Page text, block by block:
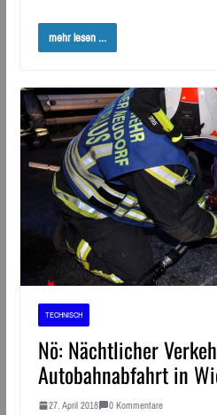
mehr lesen ...
TECHNISCH
Nö: Nächtlicher
Autobahnabfahrt in
27. April 2018 0 Kommentare